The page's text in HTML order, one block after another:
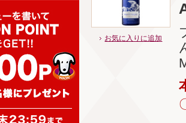
お気に入りに追加